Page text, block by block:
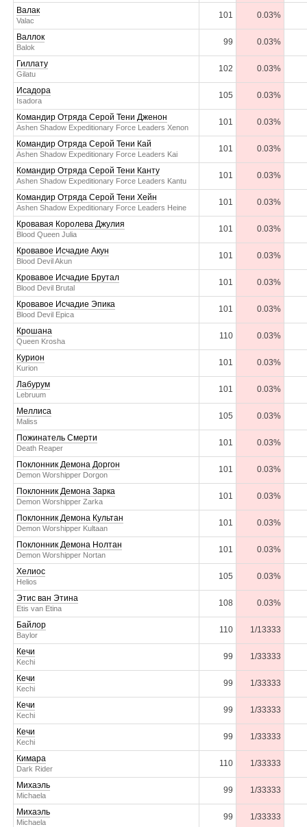
Валак
Valac
101 0.03%
Валлок
Balok
99 0.03%
Гиллату
Gilatu
102 0.03%
Исадора
Isadora
105 0.03%
Командир Отряда Серой Тени Дженон
Ashen Shadow Expeditionary Force Leaders Xenon
101 0.03%
Командир Отряда Серой Тени Кай
Ashen Shadow Expeditionary Force Leaders Kai
101 0.03%
Командир Отряда Серой Тени Канту
Ashen Shadow Expeditionary Force Leaders Kantu
101 0.03%
Командир Отряда Серой Тени Хейн
Ashen Shadow Expeditionary Force Leaders Heine
101 0.03%
Кровавая Королева Джулия
Blood Queen Julia
101 0.03%
Кровавое Исчадие Акун
Blood Devil Akun
101 0.03%
Кровавое Исчадие Брутал
Blood Devil Brutal
101 0.03%
Кровавое Исчадие Эпика
Blood Devil Epica
101 0.03%
Крошана
Queen Krosha
110 0.03%
Курион
Kurion
101 0.03%
Лабурум
Lebruum
101 0.03%
Меллиса
Maliss
105 0.03%
Пожинатель Смерти
Death Reaper
101 0.03%
Поклонник Демона Доргон
Demon Worshipper Dorgon
101 0.03%
Поклонник Демона Зарка
Demon Worshipper Zarka
101 0.03%
Поклонник Демона Культан
Demon Worshipper Kultaan
101 0.03%
Поклонник Демона Нолтан
Demon Worshipper Nortan
101 0.03%
Хелиос
Helios
105 0.03%
Этис ван Этина
Etis van Etina
108 0.03%
Байлор
Baylor
110 1/13333
Кечи
Kechi
99 1/33333
Кечи
Kechi
99 1/33333
Кечи
Kechi
99 1/33333
Кечи
Kechi
99 1/33333
Кимара
Dark Rider
110 1/33333
Михаэль
Michaela
99 1/33333
Михаэль
Michaela
99 1/33333